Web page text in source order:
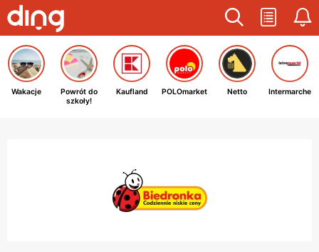
Wakacje
Powrót do
szkoły!
Kaufland POLOmarket Netto Intermarche